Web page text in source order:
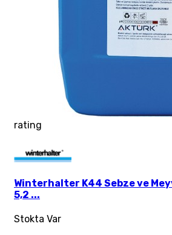
rating
Winterhalter K44 Sebze ve
5,2 ...
Stokta Var